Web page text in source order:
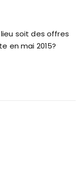
soit des offres
en mai 2015?